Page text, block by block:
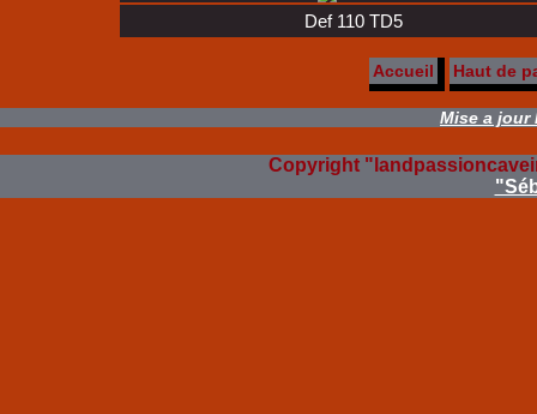
Def 110 TD5
Accueil Haut de
Mise a jour
Copyright